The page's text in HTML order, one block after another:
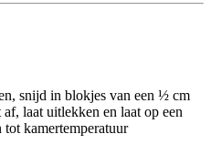
snijd in blokjes van een ½ cm
laat uitlekken en laat op een
kamertemperatuur